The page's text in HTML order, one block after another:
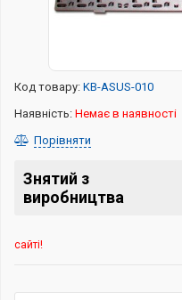
Код товару: KB-ASUS-010
Наявність: Немає в наявності
Порівняти
Знятий з
виробництва
сайті!